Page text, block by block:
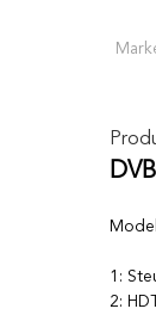
1:
2: